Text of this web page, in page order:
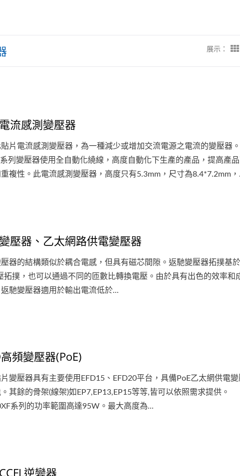
展示：
流感測變壓器
片電流感測變壓器，為一種減少或增加交流電源之電流的變壓器。
系列變壓器使用全自動化繞線，高度自動化下生產的產品，提高產品
複性。此電流感測變壓器，高度只有5.3mm，尺寸為8.4*7.2mm，
壓器、乙太網路供電變壓器
器的結構類似於耦合電感，但具有磁芯間隙。返馳變壓器拓撲基
拓撲，也可以通過不同的匝數比轉換電壓。由於具有出色的效率和
馳變壓器適用於輸出電流低於...
頻變壓器(PoE)
變壓器具有主要使用EFD15、EFD20平台，具備PoE乙太網供電變
其餘的骨架(線架)如EP7,EP13,EP15等等,皆可以依照需求提供。
系列的功率範圍高達95W。最大高度為...
逆變器